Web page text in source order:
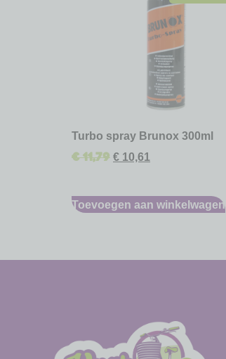
Turbo spray Brunox 300ml
€11,79 € 10,61
Toevoegen aan winkelwagen